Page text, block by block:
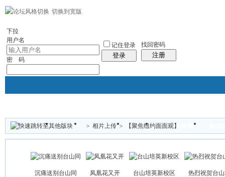
切换到宽版
下拉
用户名
密 码
记住登录
登录
找回密码
注册
论坛 群组 个人中心 怀旧 超Q同学网
帖子
> 相片上传 > 【聚焦纽约面面观】
沉痛送别台山同 凤凰花又开 台山培英新校区 热烈祝贺台